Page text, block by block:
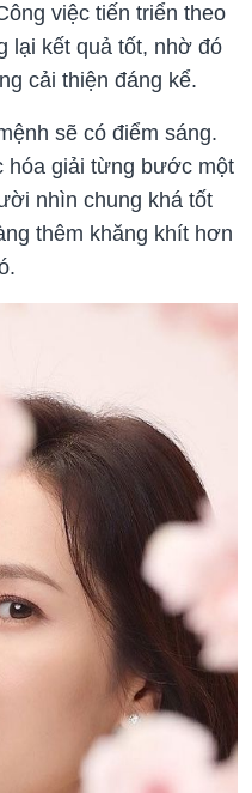
việc tiến triển theo
lại kết quả tốt, nhờ đó
cải thiện đáng kể.
sẽ có điểm sáng.
hóa giải từng bước một
nhìn chung khá tốt
thêm khăng khít hơn